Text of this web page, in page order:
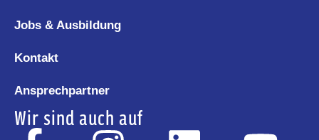
Jobs & Ausbildung
Kontakt
Ansprechpartner
Wir sind auch auf